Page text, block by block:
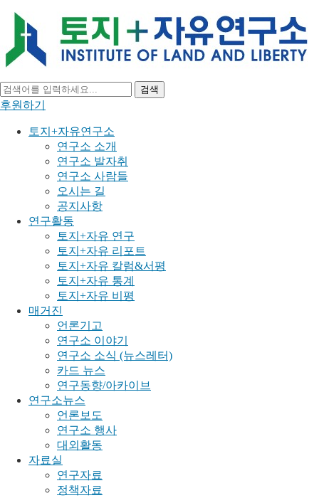
검색
후원하기
토지+자유연구소
연구소 소개
연구소 발자취
연구소 사람들
오시는 길
공지사항
연구활동
토지+자유 연구
토지+자유 리포트
토지+자유 칼럼&서평
토지+자유 통계
토지+자유 비평
매거진
언론기고
연구소 이야기
연구소 소식 (뉴스레터)
카드 뉴스
연구동향/아카이브
연구소뉴스
언론보도
연구소 행사
대외활동
자료실
연구자료
정책자료